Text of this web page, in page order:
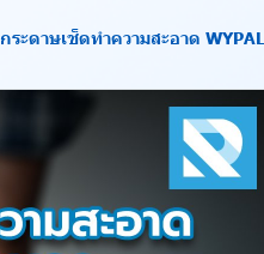
กระดาษเช็ดทำความสะอาด